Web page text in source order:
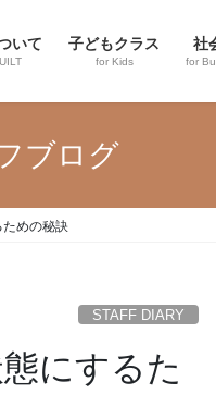
いて 子どもクラス
for Kids
社
for
ブログ
ための秘訣
STAFF DIARY
にするた